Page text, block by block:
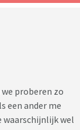
proberen zo
een ander me
waarschijnlijk wel